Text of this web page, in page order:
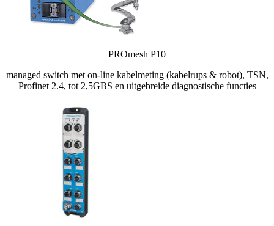
PROmesh P10
managed switch met on-line kabelmeting (kabelrups & robot), TSN,
Profinet 2.4, tot 2,5GBS en uitgebreide diagnostische functies